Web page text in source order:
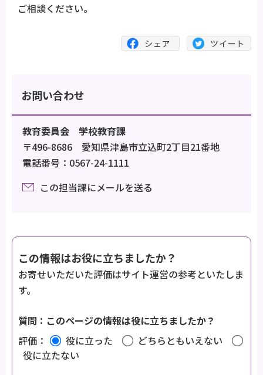
ご相談ください。
お問い合わせ
教育委員会 学校教育課
〒496-8686 愛知県津島市立込町2丁目21番地
電話番号：0567-24-1111
この担当課にメールを送る
この情報はお役に立ちましたか？
お寄せいただいた評価はサイト運営の参考といたしま
す。
質問：このページの情報は役に立ちましたか？
評価：
役に立った
どちらともいえない
役に立たない